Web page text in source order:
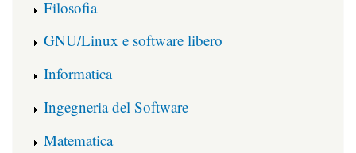
Filosofia
GNU/Linux e software libero
Informatica
Ingegneria del Software
Matematica